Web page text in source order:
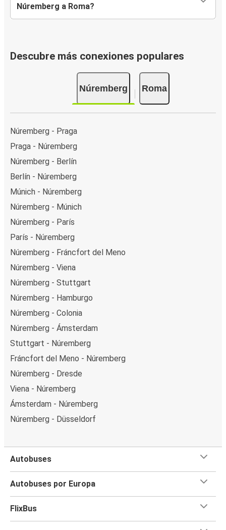
Núremberg a Roma?
Descubre más conexiones populares
Núremberg Roma
Núremberg - Praga
Praga - Núremberg
Núremberg - Berlín
Berlín - Núremberg
Múnich - Núremberg
Núremberg - Múnich
Núremberg - París
París - Núremberg
Núremberg - Fráncfort del Meno
Núremberg - Viena
Núremberg - Stuttgart
Núremberg - Hamburgo
Núremberg - Colonia
Núremberg - Ámsterdam
Stuttgart - Núremberg
Fráncfort del Meno - Núremberg
Núremberg - Dresde
Viena - Núremberg
Ámsterdam - Núremberg
Núremberg - Düsseldorf
Autobuses
Autobuses por Europa
FlixBus